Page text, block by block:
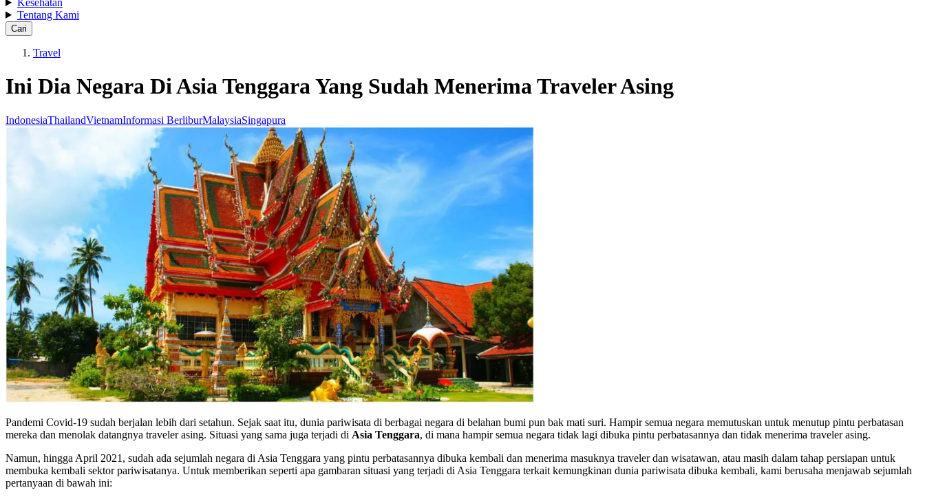
Kesehatan
Tentang Kami
Cari
Travel
Ini Dia Negara Di Asia Tenggara Yang Sudah Menerima Traveler Asing
IndonesiaThailandVietnamInformasi BerliburMalaysiaSingapura
Pandemi Covid-19 sudah berjalan lebih dari setahun. Sejak saat itu, dunia pariwisata di berbagai negara di belahan bumi pun bak mati suri. Hampir semua negara memutuskan untuk menutup pintu perbatasan
mereka dan menolak datangnya traveler asing. Situasi yang sama juga terjadi di Asia Tenggara, di mana hampir semua negara tidak lagi dibuka pintu perbatasannya dan tidak menerima traveler asing.
Namun, hingga April 2021, sudah ada sejumlah negara di Asia Tenggara yang pintu perbatasannya dibuka kembali dan menerima masuknya traveler dan wisatawan, atau masih dalam tahap persiapan untuk
membuka kembali sektor pariwisatanya. Untuk memberikan seperti apa gambaran situasi yang terjadi di Asia Tenggara terkait kemungkinan dunia pariwisata dibuka kembali, kami berusaha menjawab sejumlah
pertanyaan di bawah ini: